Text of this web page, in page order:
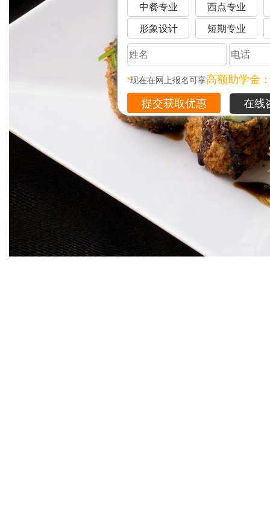
中餐专业 西点专业
形象设计 短期专业
*现在在网上报名可享高额助学金
在线